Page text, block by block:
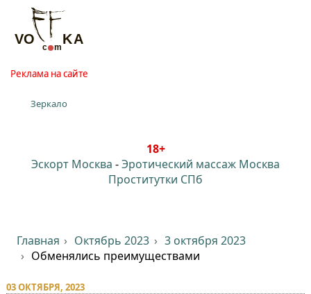
Реклама на сайте
Зеркало
18+
Эскорт Москва -Эротический массаж Москва
Проститутки СПб
Главная Октябрь 2023
3 октября 2023
Обменялись преимуществами
03 ОКТЯБРЯ, 2023